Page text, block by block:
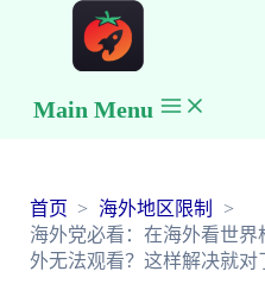
Main Menu
首页
海外地区限制
海外党必看：在海外看世
外无法观看？这样解决就对